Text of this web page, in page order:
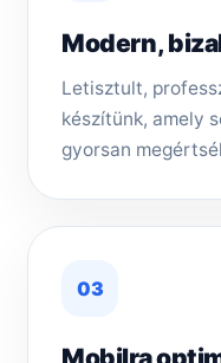
Modern,
Letisztult,
készítünk, amely
gyorsan
03